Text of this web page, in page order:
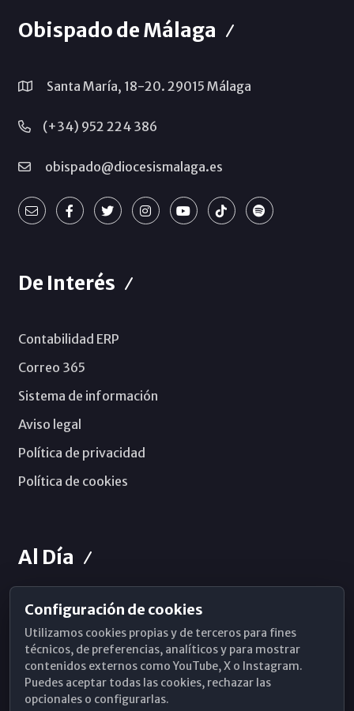
Obispado de Málaga
Santa María, 18-20. 29015 Málaga
(+34) 952 224 386
obispado@diocesismalaga.es
De Interés
Contabilidad ERP
Correo 365
Sistema de información
Aviso legal
Política de privacidad
Política de cookies
Al Día
Horarios de Misa
Hemeroteca
WhatsApp
Configuración de cookies
Utilizamos cookies propias y de terceros para fines
técnicos, de preferencias, analíticos y para mostrar
contenidos externos como YouTube, X o Instagram.
Puedes aceptar todas las cookies, rechazar las
opcionales o configurarlas.